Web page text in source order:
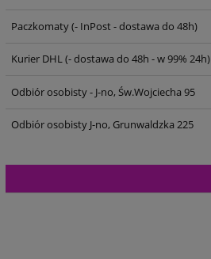
Paczkomaty(- InPost - dostawa do 48h)
Kurier DHL(- dostawa do 48h - w 99% 24h)
Odbiór osobisty - J-no, Św.Wojciecha 95
Odbiór osobisty J-no, Grunwaldzka 225